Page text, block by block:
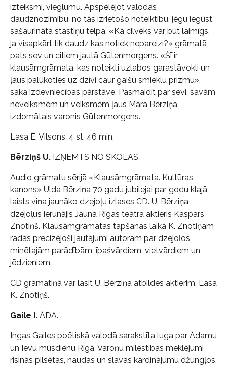
izteiksmi, vieglumu. Apspēlējot valodas
daudznozīmību, no tās izrietošo noteiktību, jēgu iegūst
sašaurinātā stāstiņu telpa. «Kā cilvēks var būt laimīgs,
ja visapkārt tik daudz kas notiek nepareizi?» grāmatā
pats sev un citiem jautā Gūtenmorgens. «Šī ir
klausāmgrāmata, kas noteikti uzlabos garastāvokli un
ļaus palūkoties uz dzīvi caur gaišu smieklu prizmu»,
saka izdevniecības pārstāve. Pasmaidīt par sevi, savām
neveiksmēm un veiksmēm ļaus Māra Bērziņa
izdomātais varonis Gūtenmorgens.
Lasa Ē. Vilsons. 4 st. 46 min.
Bērziņš U. IZŅEMTS NO SKOLAS.
Audio grāmatu sērijā «Klausāmgrāmata. Kultūras
kanons» Ulda Bērziņa 70 gadu jubilejai par godu klajā
laists viņa jaunāko dzejoļu izlases CD. U. Bērziņa
dzejoļus ierunājis Jaunā Rīgas teātra aktieris Kaspars
Znotiņš. Klausāmgrāmatas tapšanas laikā K. Znotiņam
radās precizējoši jautājumi autoram par dzejoļos
minētajām parādībām, īpašvārdiem, vietvārdiem un
jēdzieniem.
CD grāmatiņā var lasīt U. Bērziņa atbildes aktierim. Lasa
K. Znotiņš.
Gaile I. ĀDA.
Ingas Gailes poētiskā valodā sarakstīta luga par Ādamu
un Ievu mūsdienu Rīgā. Varoņu mīlestības meklējumi
risinās pilsētas, naudas un slavas kārdinājumu džungļos.